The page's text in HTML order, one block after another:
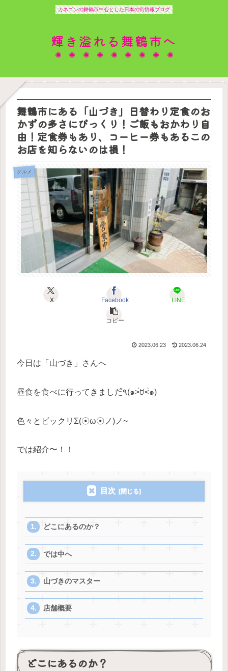
カネゴンの舞鶴市中心とした日本の街情報ブログ
輝き溢れる舞鶴市へ
舞鶴市にある「山づき」日替わり定食のお
かずの多さにびっくり！ご飯もおかわり自
由！定食券もあり、コーヒー券もあるこの
お店を知らないのは損！
グルメ
X Facebook LINE
コピー
2023.06.23 2023.06.24
今日は「山づき」さんへ
昼食を食べに行ってきました٩̋(๑˃́ꇴ˂̀๑)
色々とビックリΣ(☉ω☉ノ)ノ~
では紹介〜！！
目次
どこにあるのか？
では中へ
山づきのマスター
店舗概要
どこにあるのか？